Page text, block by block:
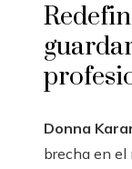
Donna
brecha en el